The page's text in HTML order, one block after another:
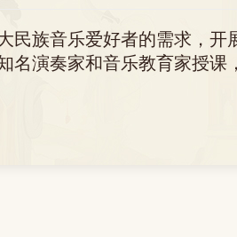
民族音乐爱好者的需求，开
名演奏家和音乐教育家授课